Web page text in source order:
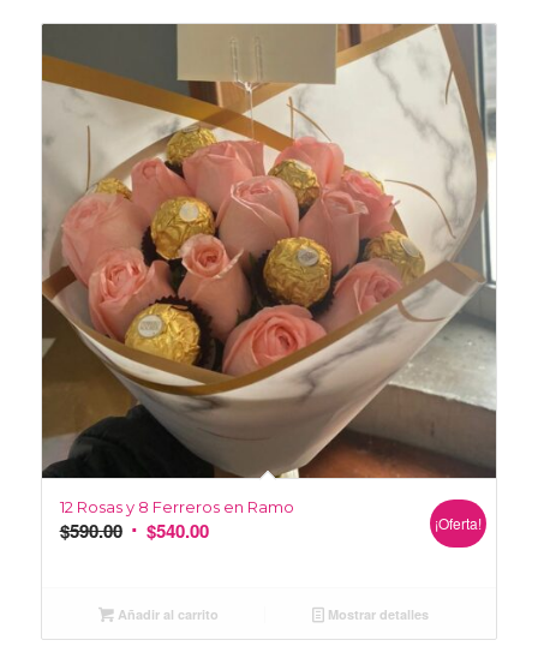
12 Rosas y 8 Ferreros en Ramo
$590.00 $540.00 ¡Oferta!
Añadir al carrito Mostrar detalles